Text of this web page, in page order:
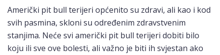
Američki pit bull terijeri općenito su zdravi, ali kao i kod
svih pasmina, skloni su određenim zdravstvenim
stanjima. Neće svi američki pit bull terijeri dobiti bilo
koju ili sve ove bolesti, ali važno je biti ih svjestan ako